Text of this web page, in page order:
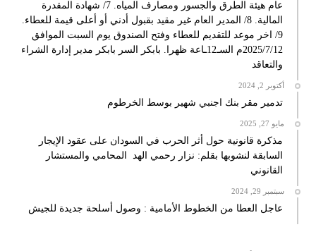
عام هيئة الطرق والجسور ومصارف المياه. 7/ شهادة المقدرة
المالية. 8/ المدير العام غير مقيد بقبول أدني أو أعلى قيمة للعطاء.
9/ اخر موعد للتقديم للعطاء وفتح الصندوق يوم السبت الموافق
2025/7/12م السـ12ـاعة ظهرا. بابكر السر بابكر مدير إدارة الشراء
والتعاقد
أكتوبر 2, 2024
تدمير مقر بنك اجنبي شهير بوسط الخرطوم
مايو 27, 2025
مذكرة قانونية حول أثر الحرب في السودان على عقود الإيجار
السابقة لنشوبها بقلم: نزار رحمي الهد المحامي والمستشار
القانوني
سبتمبر 29, 2024
عاجل العطا من الخطوط الأمامية : وصول أسلحة جديدة للجيش